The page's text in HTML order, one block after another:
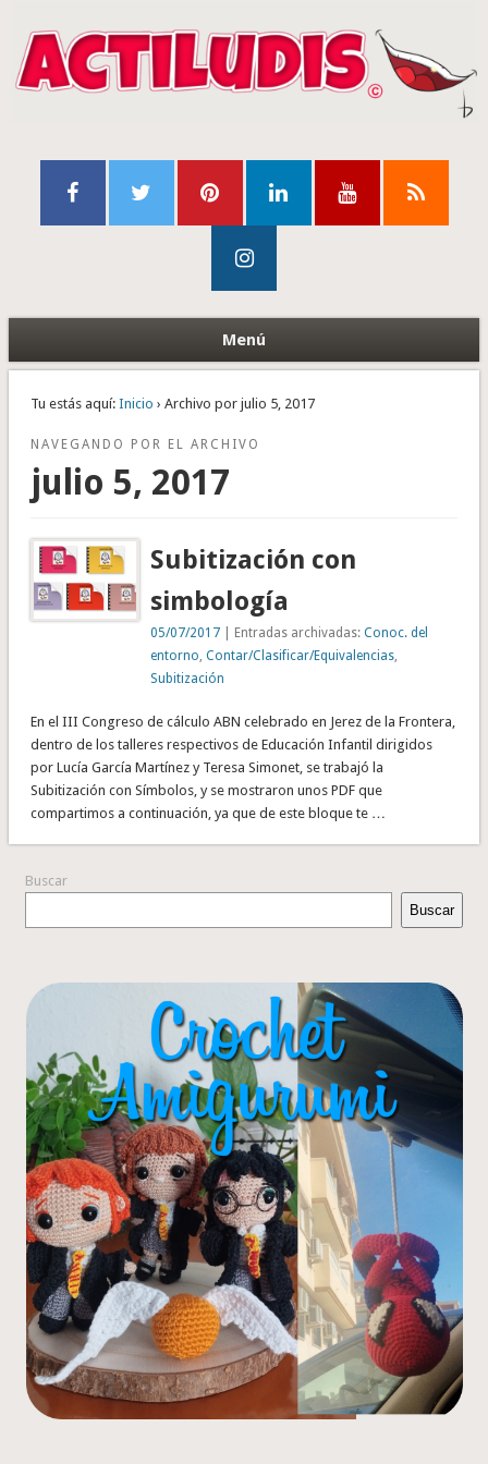
Menú
Tu estás aquí: Inicio › Archivo por julio 5, 2017
NAVEGANDO POR EL ARCHIVO
julio 5, 2017
Subitización con
simbología
05/07/2017 | Entradas archivadas:Conoc. del
entorno ,Contar/Clasificar/Equivalencias
Subitización
En el III Congreso de cálculo ABN celebrado en Jerez de la Frontera,
dentro de los talleres respectivos de Educación Infantil dirigidos
por Lucía García Martínez y Teresa Simonet, se trabajó la
Subitización con Símbolos, y se mostraron unos PDF que
compartimos a continuación, ya que de este bloque te …
Buscar
Buscar